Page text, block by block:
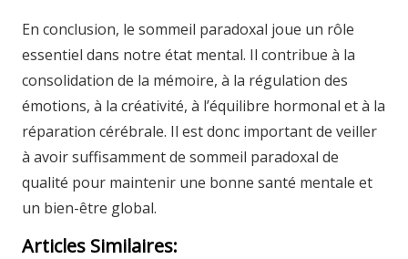
En conclusion, le sommeil paradoxal joue un rôle
essentiel dans notre état mental. Il contribue à la
consolidation de la mémoire, à la régulation des
émotions, à la créativité, à l’équilibre hormonal et à la
réparation cérébrale. Il est donc important de veiller
à avoir suffisamment de sommeil paradoxal de
qualité pour maintenir une bonne santé mentale et
un bien-être global.
Articles Similaires: